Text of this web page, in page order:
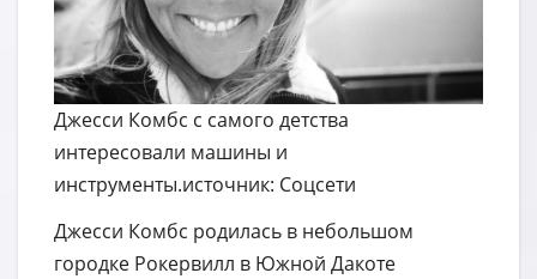
Джесси Комбс с самого детства
интересовали машины и
инструменты.источник: Соцсети
Джесси Комбс родилась в небольшом
городке Рокервилл в Южной Дакоте